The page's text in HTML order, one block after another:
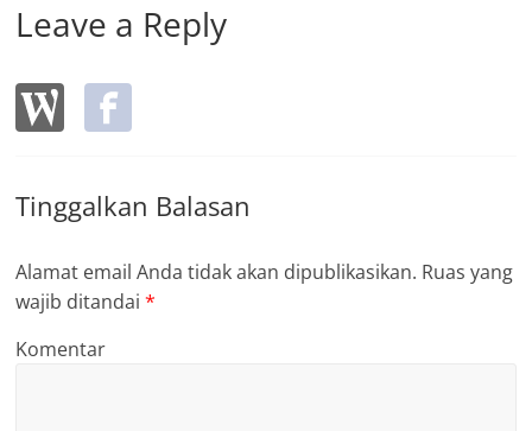
Leave a Reply
Tinggalkan Balasan
Alamat email Anda tidak akan dipublikasikan. Ruas yang
wajib ditandai*
Komentar